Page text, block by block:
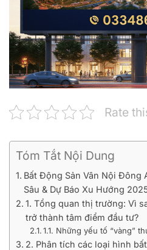
Rate
Tóm Tắt Nội Dung
Bất Động Sản Vân Nội Đông
Sâu & Dự Báo Xu Hướng
1. Tổng quan thị trường: Vì
trở thành tâm điểm đầu tư?
1.1. Những yếu tố “vàng”
2. Phân tích các loại hình